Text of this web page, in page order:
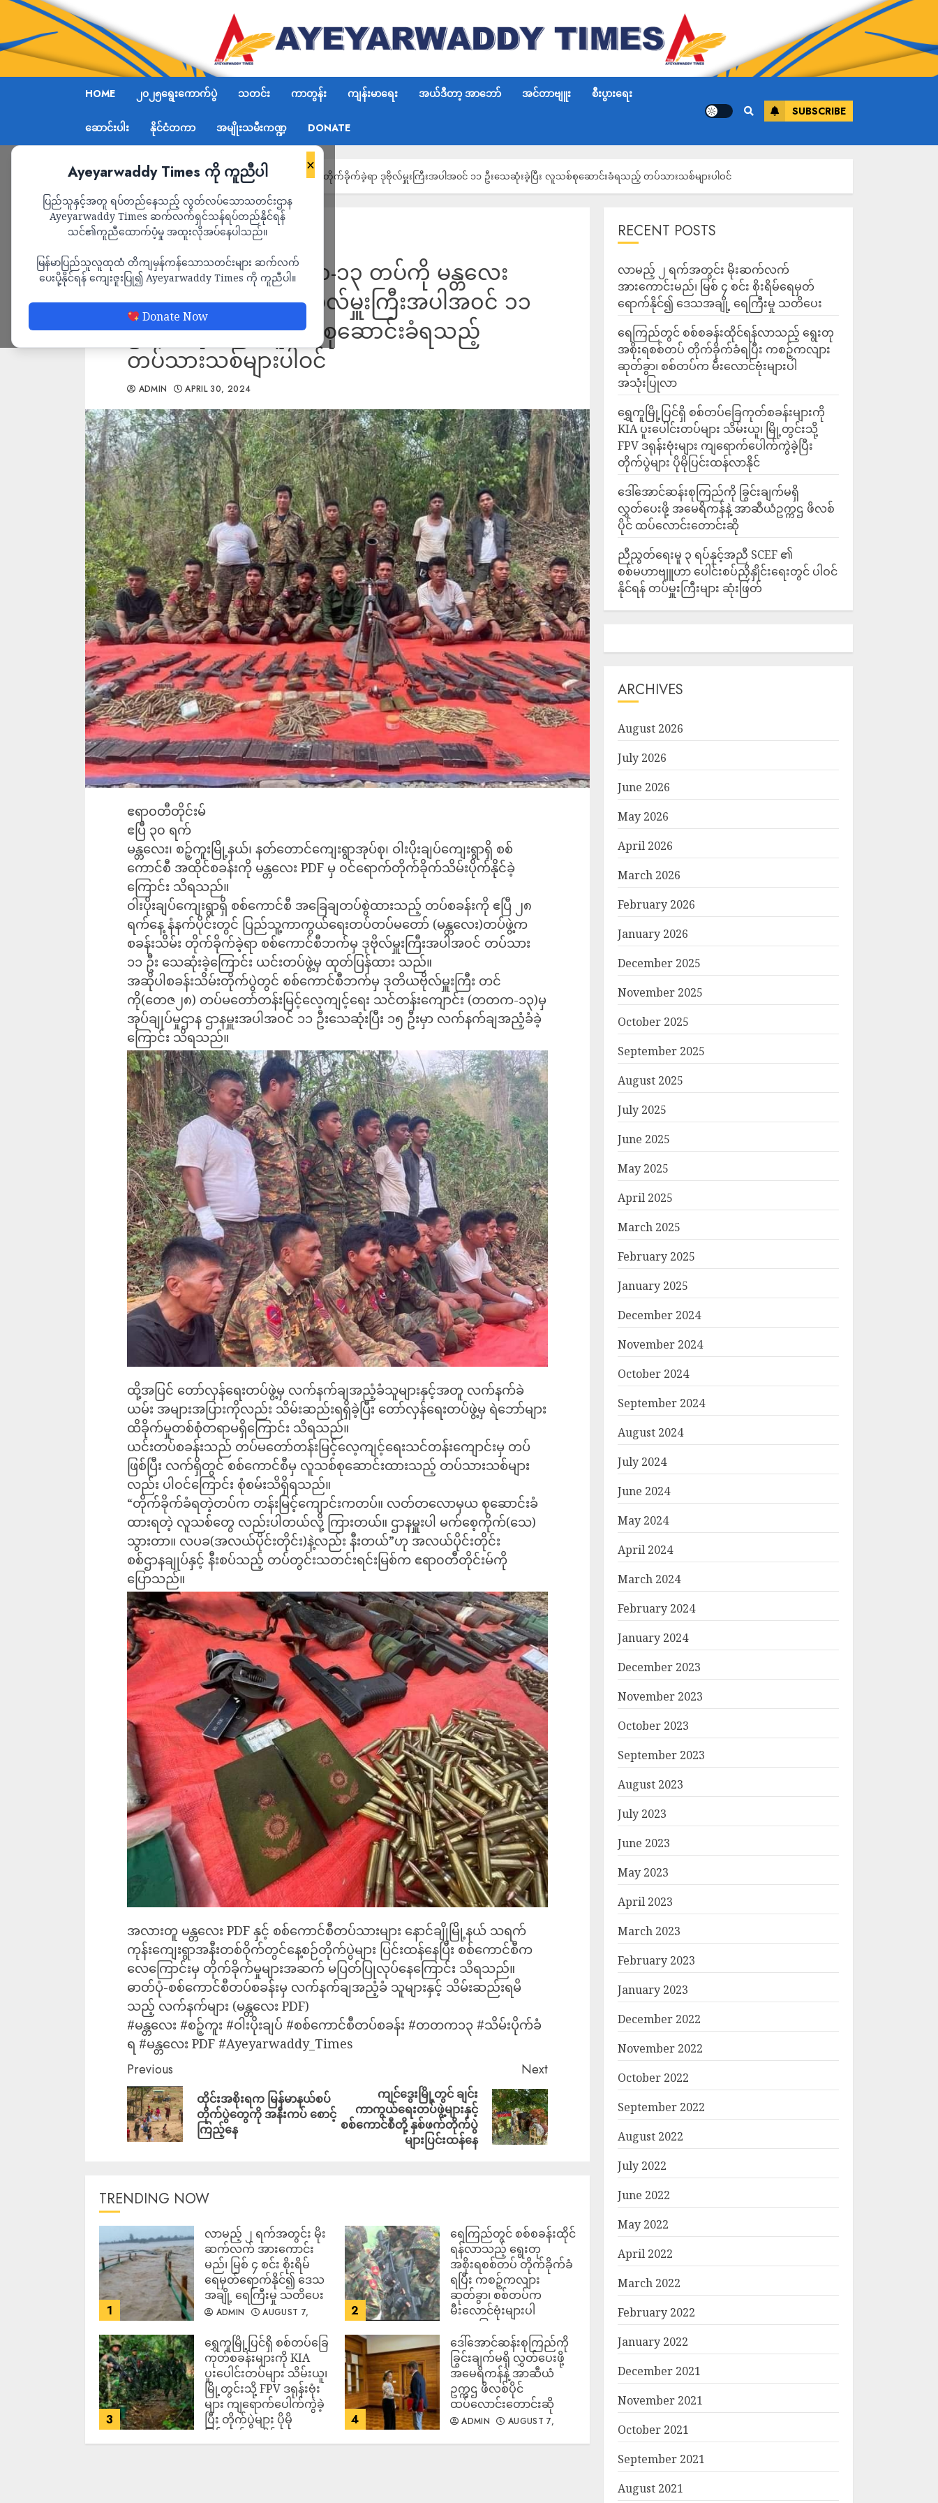
HOME ၂၀၂၅ရွေးကောက်ပွဲ သတင်း ကာတွန်း ကျန်းမာရေး အယ်ဒီတာ့ အာဘော် အင်တာဗျူး စီးပွားရေး
ဆောင်းပါး နိုင်ငံတကာ အမျိုးသမီးကဏ္ဍ DONATE
SUBSCRIBE
×
Ayeyarwaddy Times ကို ကူညီပါ
ပြည်သူနှင့်အတူ ရပ်တည်နေသည့် လွတ်လပ်သောသတင်းဌာန
Ayeyarwaddy Times ဆက်လက်ရှင်သန်ရပ်တည်နိုင်ရန်
သင်၏ကူညီထောက်ပံ့မှု အထူးလိုအပ်နေပါသည်။
မြန်မာပြည်သူလူထုထံ တိကျမှန်ကန်သောသတင်းများ ဆက်လက်
ပေးပို့နိုင်ရန် ကျေးဇူးပြု၍ Ayeyarwaddy Times ကို ကူညီပါ။
Donate Now
Home စစ်ကောင်စီ၏ တတက-၁၃ တပ်ကို မန္တလေး PDF တိုက်ခိုက်ခဲ့ရာ ဒုဗိုလ်မှူးကြီးအပါအ၀င် ၁၁ ဦးသေဆုံးခဲ့ပြီး လူသစ်စုဆောင်းခံရသည့် တပ်သားသစ်များပါဝင်
သတင်း
စစ်ကောင်စီ၏ တတက-၁၃ တပ်ကို မန္တလေး
PDF တိုက်ခိုက်ခဲ့ရာ ဒုဗိုလ်မှူးကြီးအပါအ၀င် ၁၁
ဦးသေဆုံးခဲ့ပြီး လူသစ်စုဆောင်းခံရသည့်
တပ်သားသစ်များပါဝင်
ADMIN APRIL 30, 2024
ဧရာ၀တီတိုင်းမ်
ဧပြီ ၃၀ ရက်
မန္တလေး၊ စဉ့်ကူးမြို့နယ်၊ နတ်တောင်ကျေးရွာအုပ်စု၊ ဝါးပိုးချပ်ကျေးရွာရှိ စစ်
ကောင်စီ အထိုင်စခန်းကို မန္တလေး PDF မှ ၀င်ရောက်တိုက်ခိုက်သိမ်းပိုက်နိုင်ခဲ့
ကြောင်း သိရသည်။
ဝါးပိုးချပ်ကျေးရွာရှိ စစ်ကောင်စီ အခြေချတပ်စွဲထားသည့် တပ်စခန်းကို ဧပြီ ၂၈
ရက်နေ့ နံနက်ပိုင်းတွင် ပြည်သူ့ကာကွယ်ရေးတပ်တပ်မတော် (မန္တလေး)တပ်ဖွဲ့က
စခန်းသိမ်း တိုက်ခိုက်ခဲ့ရာ စစ်ကောင်စီဘက်မှ ဒုဗိုလ်မှူးကြီးအပါအ၀င် တပ်သား
၁၁ ဦး သေဆုံးခဲ့ကြောင်း ယင်းတပ်ဖွဲ့မှ ထုတ်ပြန်ထား သည်။
အဆိုပါစခန်းသိမ်းတိုက်ပွဲတွင် စစ်ကောင်စီဘက်မှ ဒုတိယဗိုလ်မှူးကြီး တင်
ကို(တေဇ၂၈) တပ်မတော်တန်းမြင့်လေ့ကျင့်ရေး သင်တန်းကျောင်း (တတက-၁၃)မှ
အုပ်ချုပ်မှုဌာန ဌာနမှူးအပါအ၀င် ၁၁ ဦးသေဆုံးပြီး ၁၅ ဦးမှာ လက်နက်ချအညံ့ခံခဲ့
ကြောင်း သိရသည်။
ထို့အပြင် တော်လှန်ရေးတပ်ဖွဲ့မှ လက်နက်ချအညံ့ခံသူများနှင့်အတူ လက်နက်ခဲ
ယမ်း အများအပြားကိုလည်း သိမ်းဆည်းရရှိခဲ့ပြီး တော်လှန်ရေးတပ်ဖွဲ့မှ ရဲဘော်များ
ထိခိုက်မှုတစ်စုံတရာမရှိကြောင်း သိရသည်။
ယင်းတပ်စခန်းသည် တပ်မတော်တန်းမြင့်လေ့ကျင့်ရေးသင်တန်းကျောင်းမှ တပ်
ဖြစ်ပြီး လက်ရှိတွင် စစ်ကောင်စီမှ လူသစ်စုဆောင်းထားသည့် တပ်သားသစ်များ
လည်း ပါ၀င်ကြောင်း စုံစမ်းသိရှိရသည်။
“တိုက်ခိုက်ခံရတဲ့တပ်က တန်းမြင့်ကျောင်းကတပ်။ လတ်တလောမှယ စုဆောင်းခံ
ထားရတဲ့ လူသစ်တွေ လည်းပါတယ်လို့ ကြားတယ်။ ဌာနမှူးပါ မက်စေ့ကိုက်(သေ)
သွားတာ။ လပခ(အလယ်ပိုင်းတိုင်း)နဲ့လည်း နီးတယ်”ဟု အလယ်ပိုင်းတိုင်း
စစ်ဌာနချုပ်နှင့် နီးစပ်သည့် တပ်တွင်းသတင်းရင်းမြစ်က ဧရာ၀တီတိုင်းမ်ကို
ပြောသည်။
အလားတူ မန္တလေး PDF နှင့် စစ်ကောင်စီတပ်သားများ နောင်ချိုမြို့နယ် သရက်
ကုန်းကျေးရွာအနီးတစ်ဝိုက်တွင်နေ့စဉ်တိုက်ပွဲများ ပြင်းထန်နေပြီး စစ်ကောင်စီက
လေကြောင်းမှ တိုက်ခိုက်မှုများအဆက် မပြတ်ပြုလုပ်နေကြောင်း သိရသည်။
ဓာတ်ပုံ-စစ်ကောင်စီတပ်စခန်းမှ လက်နက်ချအညံ့ခံ သူများနှင့် သိမ်းဆည်းရမိ
သည့် လက်နက်များ (မန္တလေး PDF)
#မန္တလေး #စဉ့်ကူး #ဝါးပိုးချပ် #စစ်ကောင်စီတပ်စခန်း #တတက၁၃ #သိမ်းပိုက်ခံ
ရ #မန္တလေး PDF #Ayeyarwaddy_Times
Previous
ထိုင်းအစိုးရက မြန်မာနယ်စပ်
တိုက်ပွဲတွေကို အနီးကပ် စောင့်
ကြည့်နေ
Next
ကျင်ဒွေးမြို့တွင် ချင်း
ကာကွယ်ရေးတပ်ဖွဲ့များနှင့်
စစ်ကောင်စီတို့ နှစ်ဖက်တိုက်ပွဲ
များပြင်းထန်နေ
TRENDING NOW
1
လာမည့် ၂ ရက်အတွင်း မိုး
ဆက်လက် အားကောင်း
မည်၊ မြစ် ၄ စင်း စိုးရိမ်
ရေမှတ်ရောက်နိုင်၍ ဒေသ
အချို့ ရေကြီးမှု သတိပေး
ADMIN
AUGUST 7,
2
ရေကြည်တွင် စစ်စခန်းထိုင်
ရန်လာသည့် ရွေးတု
အစိုးရစစ်တပ် တိုက်ခိုက်ခံ
ရပြီး ကစဉ့်ကလျား
ဆုတ်ခွာ၊ စစ်တပ်က
မီးလောင်ဗုံးများပါ
အသုံးပြုလာ
ADMIN
AUGUST 7,
2026
3
‎ရွှေကူမြို့ပြင်ရှိ စစ်တပ်ခြေ
ကုတ်စခန်းများကို KIA
ပူးပေါင်းတပ်များ သိမ်းယူ၊
မြို့တွင်းသို့ FPV ဒရုန်းဗုံး
များ ကျရောက်ပေါက်ကွဲခဲ့
ပြီး တိုက်ပွဲများ ပိုမို
ပြင်းထန်လာနိုင်
4
ဒေါ်အောင်ဆန်းစုကြည်ကို
ခြွင်းချက်မရှိ လွှတ်ပေးဖို့
အမေရိကန်နဲ့ အာဆီယံ
ဥက္ကဌ ဖိလစ်ပိုင်
ထပ်လောင်းတောင်းဆို
ADMIN
AUGUST 7,
RECENT POSTS
လာမည့် ၂ ရက်အတွင်း မိုးဆက်လက်
အားကောင်းမည်၊ မြစ် ၄ စင်း စိုးရိမ်ရေမှတ်
ရောက်နိုင်၍ ဒေသအချို့ ရေကြီးမှု သတိပေး
ရေကြည်တွင် စစ်စခန်းထိုင်ရန်လာသည့် ရွေးတု
အစိုးရစစ်တပ် တိုက်ခိုက်ခံရပြီး ကစဉ့်ကလျား
ဆုတ်ခွာ၊ စစ်တပ်က မီးလောင်ဗုံးများပါ
အသုံးပြုလာ
‎ရွှေကူမြို့ပြင်ရှိ စစ်တပ်ခြေကုတ်စခန်းများကို
KIA ပူးပေါင်းတပ်များ သိမ်းယူ၊ မြို့တွင်းသို့
FPV ဒရုန်းဗုံးများ ကျရောက်ပေါက်ကွဲခဲ့ပြီး
တိုက်ပွဲများ ပိုမိုပြင်းထန်လာနိုင်
ဒေါ်အောင်ဆန်းစုကြည်ကို ခြွင်းချက်မရှိ
လွှတ်ပေးဖို့ အမေရိကန်နဲ့ အာဆီယံဥက္ကဌ ဖိလစ်
ပိုင် ထပ်လောင်းတောင်းဆို
ညီညွတ်ရေးမူ ၃ ရပ်နှင့်အညီ SCEF ၏
စစ်မဟာဗျူဟာ ပေါင်းစပ်ညှိနှိုင်းရေးတွင် ပါဝင်
နိုင်ရန် တပ်မှူးကြီးများ ဆုံးဖြတ်
ARCHIVES
August 2026
July 2026
June 2026
May 2026
April 2026
March 2026
February 2026
January 2026
December 2025
November 2025
October 2025
September 2025
August 2025
July 2025
June 2025
May 2025
April 2025
March 2025
February 2025
January 2025
December 2024
November 2024
October 2024
September 2024
August 2024
July 2024
June 2024
May 2024
April 2024
March 2024
February 2024
January 2024
December 2023
November 2023
October 2023
September 2023
August 2023
July 2023
June 2023
May 2023
April 2023
March 2023
February 2023
January 2023
December 2022
November 2022
October 2022
September 2022
August 2022
July 2022
June 2022
May 2022
April 2022
March 2022
February 2022
January 2022
December 2021
November 2021
October 2021
September 2021
August 2021